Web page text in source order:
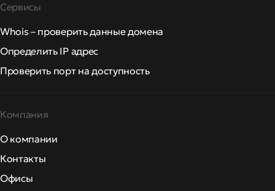
Сервисы
Whois – проверить данные домена
Определить IP адрес
Проверить порт на доступность
Компания
О компании
Контакты
Офисы